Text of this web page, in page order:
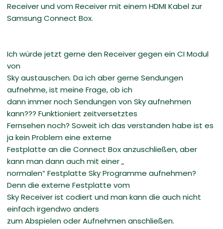
Receiver und vom Receiver mit einem HDMI Kabel zur
Samsung Connect Box.
Ich würde jetzt gerne den Receiver gegen ein CI Modul
von
Sky austauschen. Da ich aber gerne Sendungen
aufnehme, ist meine Frage, ob ich
dann immer noch Sendungen von Sky aufnehmen
kann??? Funktioniert zeitversetztes
Fernsehen noch? Soweit ich das verstanden habe ist es
ja kein Problem eine externe
Festplatte an die Connect Box anzuschließen, aber
kann man dann auch mit einer „
normalen“ Festplatte Sky Programme aufnehmen?
Denn die externe Festplatte vom
Sky Receiver ist codiert und man kann die auch nicht
einfach irgendwo anders
zum Abspielen oder Aufnehmen anschließen.